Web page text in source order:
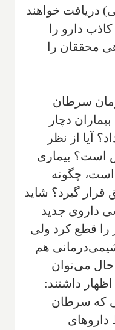
دریافت خواهند
دارو را
محققان را
سرطان
دچار
آیا از نظر
است؟ بیماری
است، چگونه
قرار گیرد؟ شاید
داروی جدید
را قطع کرد ولی
شیمی‌درمانی هم
حال می‌توان
داشتند:
که سرطان
داروهای